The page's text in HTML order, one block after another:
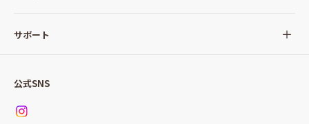
サラダ
調味料
Qummy(キユーミー)について
サポート
お問い合わせ
公式SNS